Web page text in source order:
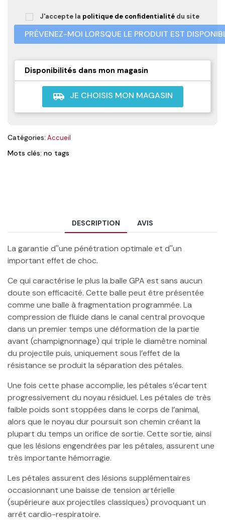
J'accepte la politique de confidentialité du site
PRÉVENEZ-MOI LORSQUE LE PRODUIT EST
Disponibilités dans mon magasin
airport_shuttle JE CHOISIS MON MAGASIN
Catégories: Accueil
Mots clés: no tags
DESCRIPTION AVIS
La garantie d''une pénétration optimale et d''un
important effet de choc.
Ce qui caractérise le plus la balle GPA est sans aucun
doute son efficacité. Cette balle peut être présentée
comme une balle à fragmentation programmée. La
compression de fluide dans le canal central provoque
dans un premier temps une déformation de la partie
avant (champignonnage) qui triple le diamètre nominal
du projectile puis, uniquement sous l’effet de la
résistance se produit la séparation des pétales.
Une fois cette phase accomplie, les pétales s’écartent
progressivement du noyau résiduel. Les pétales de très
faible poids sont stoppées dans le corps de l’animal,
alors que le noyau dur poursuit son chemin créant la
plupart du temps un orifice de sortie. Cette sortie, ainsi
que les lésions engendrées par les pétales, assurent une
très importante hémorragie.
Les pétales assurent des lésions supplémentaires
occasionnant une baisse de tension artérielle
(supérieure aux projectiles classiques) provoquant un
arrêt cardio-respiratoire.